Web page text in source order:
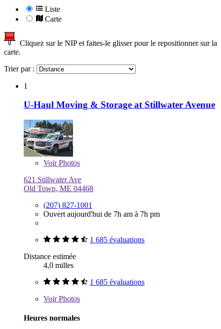
Liste
Carte
Cliquez sur le NIP et faites-le glisser pour le repositionner sur la
carte.
Trier par :
1
U-Haul Moving & Storage at Stillwater Avenue
VoirPhotos
621 Stillwater Ave
Old Town, ME 04468
(207) 827-1001
Ouvert aujourd'hui de 7h am à 7h pm
1 685 évaluations
Distance estimée
4,0 milles
1 685 évaluations
VoirPhotos
Heures normales